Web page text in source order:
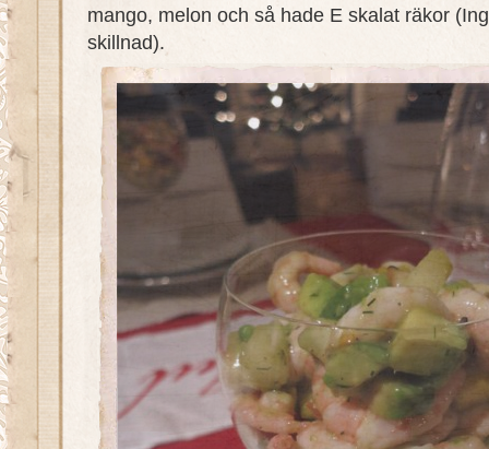
mango, melon och så hade E skalat räkor
skillnad).